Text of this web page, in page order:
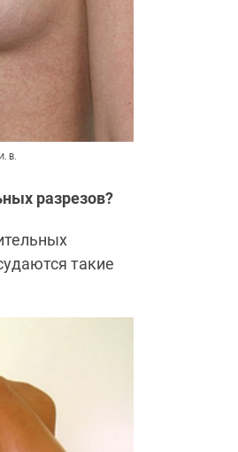
В.
разрезов?
такие